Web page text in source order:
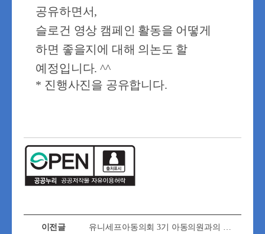
공유하면서,
슬로건 영상 캠페인 활동을 어떻게
하면 좋을지에 대해 의논도 할
예정입니다. ^^
* 진행사진을 공유합니다.
이전글 유니세프아동의회 3기 아동의원과의 간담회 개최!(제5기 어린이참여위원회 위원 3명)